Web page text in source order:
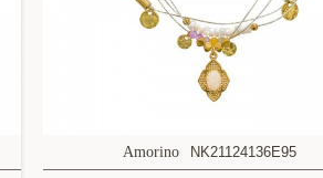
Amorino NK21124136E95